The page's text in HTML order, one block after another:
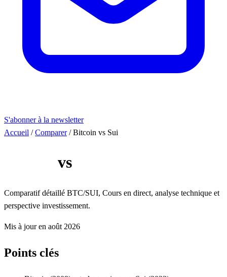
S'abonner à la newsletter
Accueil / Comparer / Bitcoin vs Sui
vs
Comparatif détaillé BTC/SUI, Cours en direct, analyse technique et
perspective investissement.
Mis à jour en août 2026
Points clés